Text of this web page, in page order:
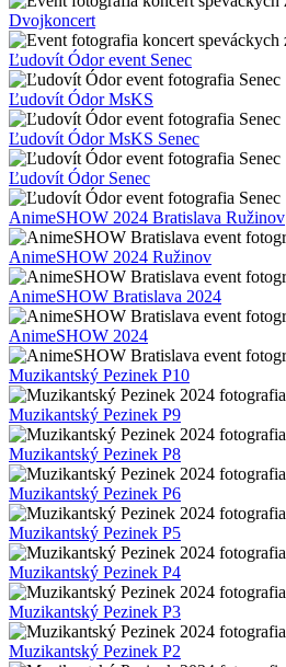
Dvojkoncert
Ľudovít Ódor event Senec
Ľudovít Ódor MsKS
Ľudovít Ódor MsKS Senec
Ľudovít Ódor Senec
AnimeSHOW 2024 Bratislava Ružinov
AnimeSHOW 2024 Ružinov
AnimeSHOW Bratislava 2024
AnimeSHOW 2024
Muzikantský Pezinek P10
Muzikantský Pezinek P9
Muzikantský Pezinek P8
Muzikantský Pezinek P6
Muzikantský Pezinek P5
Muzikantský Pezinek P4
Muzikantský Pezinek P3
Muzikantský Pezinek P2